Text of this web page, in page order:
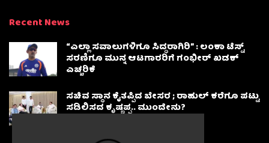
Recent News
“ಎಲ್ಲಾ ಸವಾಲುಗಳಿಗೂ ಸಿದ್ಧರಾಗಿರಿ” : ಲಂಕಾ ಟೆಸ್ಟ್
ಸರಣಿಗೂ ಮುನ್ನ ಆಟಗಾರರಿಗೆ ಗಂಭೀರ್ ಖಡಕ್
ಎಚ್ಚರಿಕೆ
ಸಚಿವ ಸ್ಥಾನ ಕೈತಪ್ಪಿದ ಬೇಸರ ; ರಾಹುಲ್ ಕರೆಗೂ ಪಟ್ಟು
ಸಡಿಲಿಸದ ಕೃಷ್ಣಪ್ಪ.. ಮುಂದೇನು?